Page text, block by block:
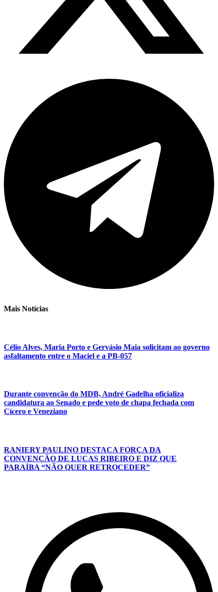
Mais Notícias
Célio Alves, Maria Porto e Gervásio Maia solicitam ao governo
asfaltamento entre o Maciel e a PB-057
Durante convenção do MDB, André Gadelha oficializa
candidatura ao Senado e pede voto de chapa fechada com
Cícero e Veneziano
RANIERY PAULINO DESTACA FORÇA DA
CONVENÇÃO DE LUCAS RIBEIRO E DIZ QUE
PARAÍBA “NÃO QUER RETROCEDER”